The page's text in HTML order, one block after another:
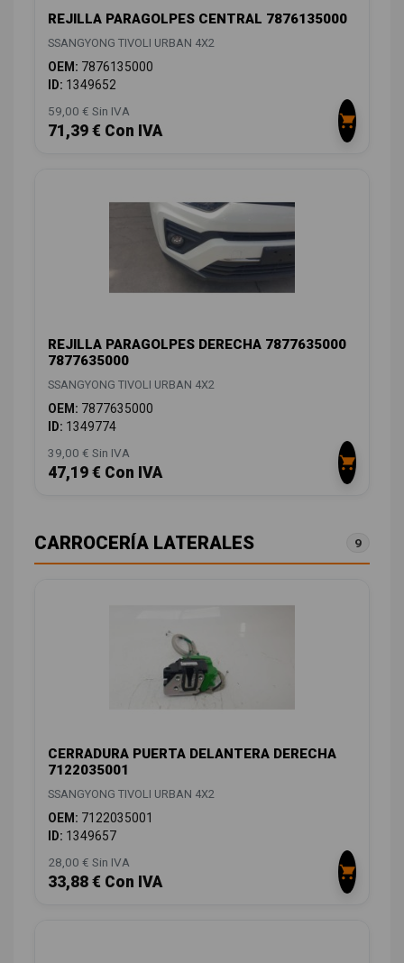
REJILLA PARAGOLPES CENTRAL 7876135000
SSANGYONG TIVOLI URBAN 4X2
OEM: 7876135000
ID: 1349652
59,00 € Sin IVA
71,39 € Con IVA
REJILLA PARAGOLPES DERECHA 7877635000
7877635000
SSANGYONG TIVOLI URBAN 4X2
OEM: 7877635000
ID: 1349774
39,00 € Sin IVA
47,19 € Con IVA
CARROCERÍA LATERALES 9
CERRADURA PUERTA DELANTERA DERECHA
7122035001
SSANGYONG TIVOLI URBAN 4X2
OEM: 7122035001
ID: 1349657
28,00 € Sin IVA
33,88 € Con IVA